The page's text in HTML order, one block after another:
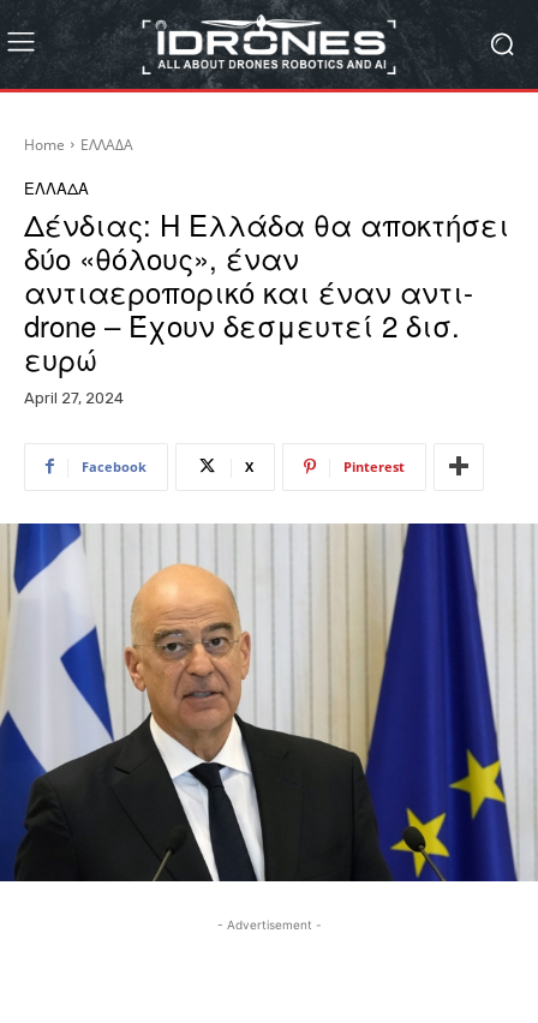
Home ΕΛΛΑΔΑ
ΕΛΛΑΔΑ
Δένδιας: Η Ελλάδα θα αποκτήσει
δύο «θόλους», έναν
αντιαεροπορικό και έναν αντι-
drone – Έχουν δεσμευτεί 2 δισ.
ευρώ
April 27, 2024
Facebook X Pinterest
- Advertisement -